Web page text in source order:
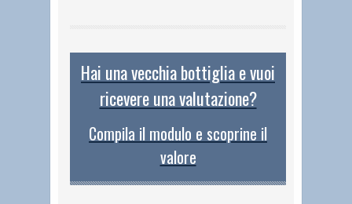
Hai una vecchia bottiglia e vuoi
ricevere una valutazione?
Compila il modulo e scoprine il
valore